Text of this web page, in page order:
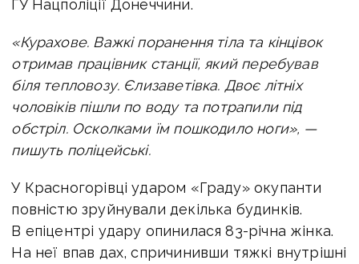
ГУ Нацполіції Донеччини.
«Курахове. Важкі поранення тіла та кінцівок
отримав працівник станції, який перебував
біля тепловозу. Єлизаветівка. Двоє літніх
чоловіків пішли по воду та потрапили під
обстріл. Осколками їм пошкодило ноги», —
пишуть поліцейські.
У Красногорівці ударом «Граду» окупанти
повністю зруйнували декілька будинків.
В епіцентрі удару опинилася 83-річна жінка.
На неї впав дах, спричинивши тяжкі внутрішні